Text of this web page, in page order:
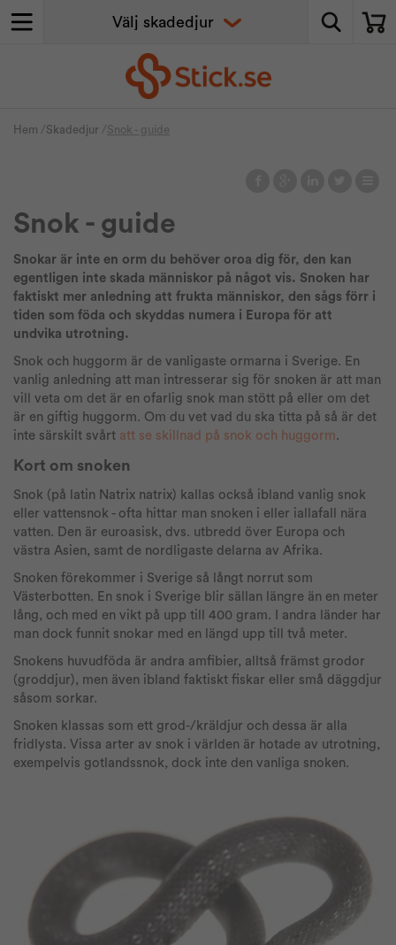
Hem /Skadedjur /Snok - guide
Snok - guide
Snokar är inte en orm du behöver oroa dig för, den kan
egentligen inte skada människor på något vis. Snoken har
faktiskt mer anledning att frukta människor, den sågs förr i
tiden som föda och skyddas numera i Europa för att
undvika utrotning.
Snok och huggorm är de vanligaste ormarna i Sverige. En
vanlig anledning att man intresserar sig för snoken är att man
vill veta om det är en ofarlig snok man stött på eller om det
är en giftig huggorm. Om du vet vad du ska titta på så är det
inte särskilt svårt att se skillnad på snok och huggorm.
Kort om snoken
Snok (på latin Natrix natrix) kallas också ibland vanlig snok
eller vattensnok - ofta hittar man snoken i eller iallafall nära
vatten. Den är euroasisk, dvs. utbredd över Europa och
västra Asien, samt de nordligaste delarna av Afrika.
Snoken förekommer i Sverige så långt norrut som
Västerbotten. En snok i Sverige blir sällan längre än en meter
lång, och med en vikt på upp till 400 gram. I andra länder har
man dock funnit snokar med en längd upp till två meter.
Snokens huvudföda är andra amfibier, alltså främst grodor
(groddjur), men även ibland faktiskt fiskar eller små däggdjur
såsom sorkar.
Snoken klassas som ett grod-/kräldjur och dessa är alla
fridlysta. Vissa arter av snok i världen är hotade av utrotning,
exempelvis gotlandssnok, dock inte den vanliga snoken.